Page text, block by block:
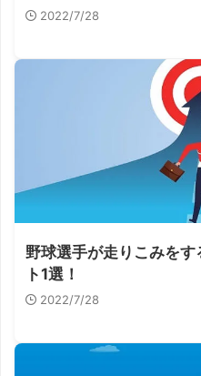
2022/7/28
野球選手が走りこみを
ト1選！
2022/7/28